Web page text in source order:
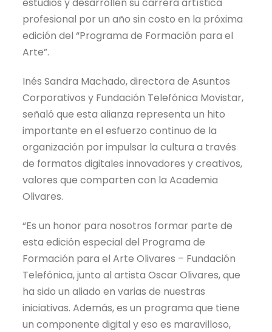
estudios y desarrollen su carrera artística
profesional por un año sin costo en la próxima
edición del “Programa de Formación para el
Arte”.
Inés Sandra Machado, directora de Asuntos
Corporativos y Fundación Telefónica Movistar,
señaló que esta alianza representa un hito
importante en el esfuerzo continuo de la
organización por impulsar la cultura a través
de formatos digitales innovadores y creativos,
valores que comparten con la Academia
Olivares.
“Es un honor para nosotros formar parte de
esta edición especial del Programa de
Formación para el Arte Olivares – Fundación
Telefónica, junto al artista Oscar Olivares, que
ha sido un aliado en varias de nuestras
iniciativas. Además, es un programa que tiene
un componente digital y eso es maravilloso,